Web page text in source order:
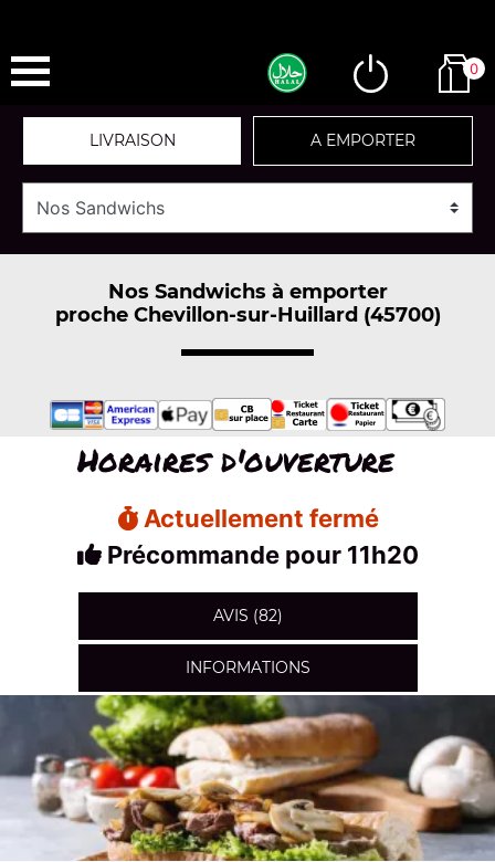
0
LIVRAISON A EMPORTER
Nos Sandwichs à emporter
proche Chevillon-sur-Huillard (45700)
Horaires d'ouverture
Actuellement fermé
Précommande pour 11h20
AVIS (82)
INFORMATIONS